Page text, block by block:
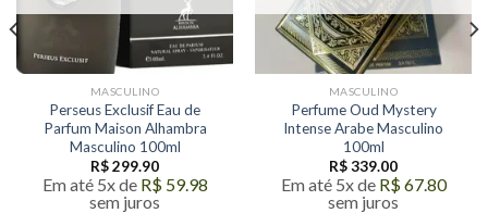
MASCULINO
Perseus Exclusif Eau de
Parfum Maison Alhambra
Masculino 100ml
R$299.90
Em até 5x de R$59.98
sem juros
MASCULINO
Perfume Oud Mystery
Intense Arabe Masculino
100ml
R$339.00
Em até 5x de R$67.80
sem juros